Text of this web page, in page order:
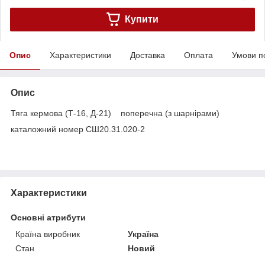
Купити
Опис Характеристики Доставка Оплата Умови
Опис
Тяга кермова (Т-16, Д-21) поперечна (з шарнірами)
каталожний номер СШ20.31.020-2
Характеристики
Основні атрибути
Країна виробник
Україна
Стан
Новий